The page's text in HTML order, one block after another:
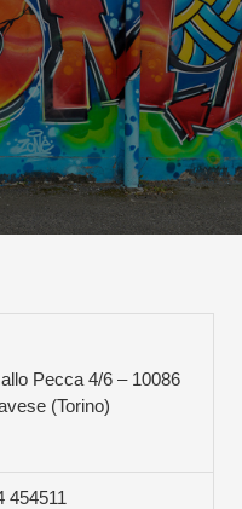
Pecca 4/6 – 10086
(Torino)
454511